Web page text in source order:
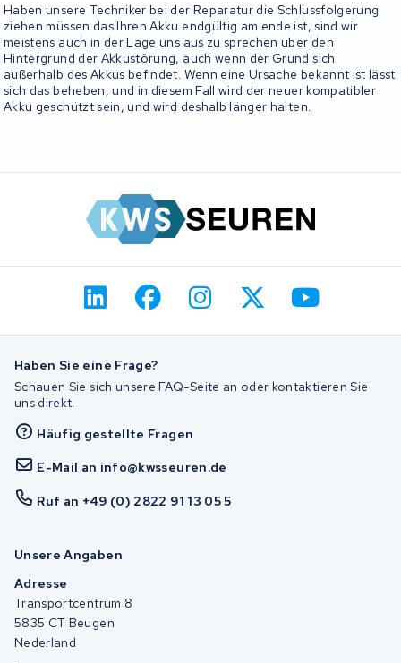
Haben unsere Techniker bei der Reparatur die Schlussfolgerung
ziehen müssen das Ihren Akku endgültig am ende ist, sind wir
meistens auch in der Lage uns aus zu sprechen über den
Hintergrund der Akkustörung, auch wenn der Grund sich
außerhalb des Akkus befindet. Wenn eine Ursache bekannt ist lässt
sich das beheben, und in diesem Fall wird der neuer kompatibler
Akku geschützt sein, und wird deshalb länger halten.
Haben Sie eine Frage?
Schauen Sie sich unsere FAQ-Seite an oder kontaktieren Sie
uns direkt.
Häufig gestellte Fragen
E-Mail an info@kwsseuren.de
Ruf an +49 (0) 2822 91 13 05 5
Unsere Angaben
Adresse
Transportcentrum 8
5835 CT Beugen
Nederland